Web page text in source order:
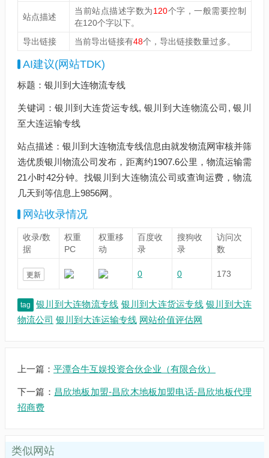
站点描述
当前站点描述字数为120个字，一般需要控制
在120个字以下。
导出链接
当前导出链接有48个，导出链接数量过多。
AI建议(网站TDK)
标题：银川到大连物流专线
关键词：银川到大连货运专线, 银川到大连物流公司, 银川
至大连运输专线
站点描述：银川到大连物流专线信息由就发物流网审核并筛
选优质银川物流公司发布，距离约1907.6公里，物流运输需
21小时42分钟。找银川到大连物流公司或查询运费，物流
几天到等信息上9856网。
网站收录情况
收录/数
据
权重
PC
权重移
动
百度收
录
搜狗收
录
访问次
数
更新 0 0 173
tag 银川到大连物流专线 银川到大连货运专线 银川到大连
物流公司 银川到大连运输专线 网站价值评估网
上一篇： 平潭合牛互娱投资合伙企业（有限合伙）
下一篇： 昌欣地板加盟-昌欣木地板加盟电话-昌欣地板代理
招商费
类似网站